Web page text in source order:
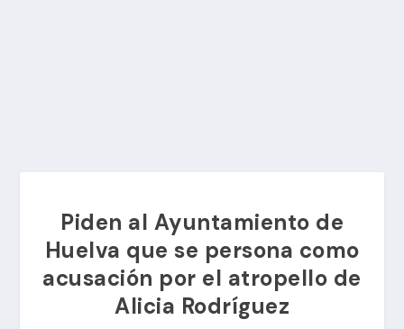
Piden al Ayuntamiento de
Huelva que se persona como
acusación por el atropello de
Alicia Rodríguez